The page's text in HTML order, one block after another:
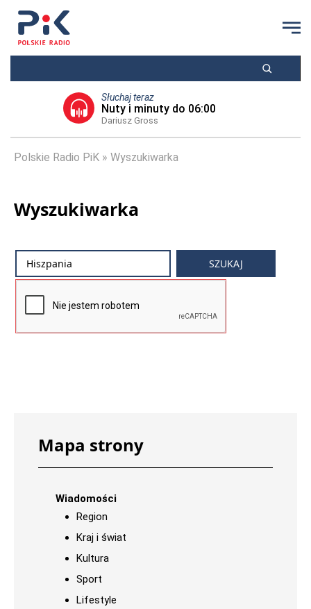
Słuchaj teraz
Nuty i minuty do 06:00
Dariusz Gross
Polskie Radio PiK Wyszukiwarka
Wyszukiwarka
Mapa strony
Wiadomości
Region
Kraj i świat
Kultura
Sport
Lifestyle